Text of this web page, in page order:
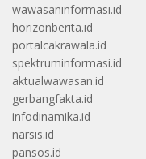
wawasaninformasi.id
horizonberita.id
portalcakrawala.id
spektruminformasi.id
aktualwawasan.id
gerbangfakta.id
infodinamika.id
narsis.id
pansos.id